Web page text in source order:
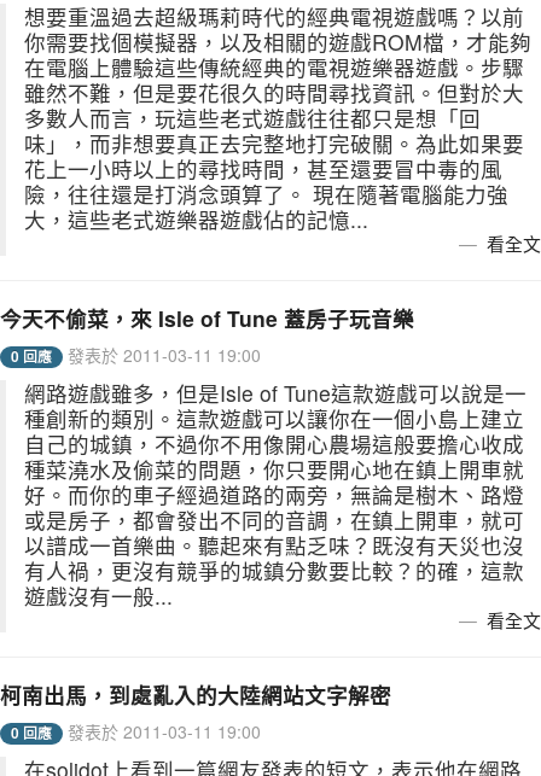
想要重溫過去超級瑪莉時代的經典電視遊戲嗎？以前
你需要找個模擬器，以及相關的遊戲ROM檔，才能夠
在電腦上體驗這些傳統經典的電視遊樂器遊戲。步驟
雖然不難，但是要花很久的時間尋找資訊。但對於大
多數人而言，玩這些老式遊戲往往都只是想「回
味」，而非想要真正去完整地打完破關。為此如果要
花上一小時以上的尋找時間，甚至還要冒中毒的風
險，往往還是打消念頭算了。 現在隨著電腦能力強
大，這些老式遊樂器遊戲佔的記憶...
看全文
今天不偷菜，來 Isle of Tune 蓋房子玩音樂
0 回應 發表於 2011-03-11 19:00
網路遊戲雖多，但是Isle of Tune這款遊戲可以說是一
種創新的類別。這款遊戲可以讓你在一個小島上建立
自己的城鎮，不過你不用像開心農場這般要擔心收成
種菜澆水及偷菜的問題，你只要開心地在鎮上開車就
好。而你的車子經過道路的兩旁，無論是樹木、路燈
或是房子，都會發出不同的音調，在鎮上開車，就可
以譜成一首樂曲。聽起來有點乏味？既沒有天災也沒
有人禍，更沒有競爭的城鎮分數要比較？的確，這款
遊戲沒有一般...
看全文
柯南出馬，到處亂入的大陸網站文字解密
0 回應 發表於 2011-03-11 19:00
在solidot上看到一篇網友發表的短文，表示他在網路